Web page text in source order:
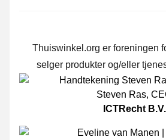
Thuiswinkel.org er foreningen
selger produkter og/eller
Steven Ras,
ICTRecht B.V.